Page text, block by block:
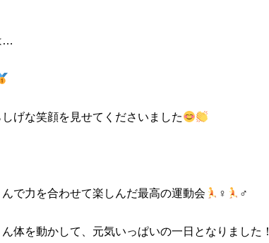
…
げな笑顔を見せてくださいました
で力を合わせて楽しんだ最高の運動会 ‍♀ ‍♂
体を動かして、元気いっぱいの一日となりました！